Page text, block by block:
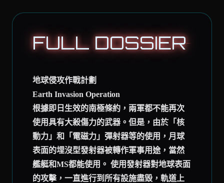
FULL DOSSIER
地球侵攻作戰計劃
Earth Invasion Operation
根據即日生效的南極條約，兩軍都不能再次
使用具有大殺傷力的武器。但是，由於「核
動力」和「電磁力」彈射器等的使用，月球
表面的埋沒型發射器被轉作軍事用途，當然
艦艇和MS都能使用。 使用發射器對地球表面
的攻擊，一直進行到所有設施盡毀，軌道上